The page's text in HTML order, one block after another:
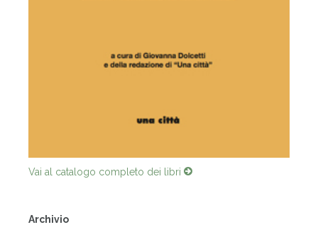
Vai al catalogo completo dei libri
Archivio